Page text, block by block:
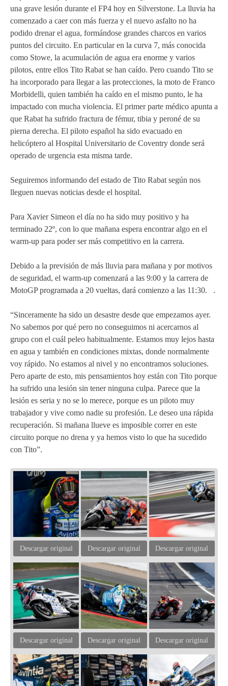
MOTOE 2019
MOTOGP 2018
MOTO3 2018
TEMPORADA 2017
una grave lesión durante el FP4 hoy en Silverstone. La lluvia ha
comenzado a caer con más fuerza y el nuevo asfalto no ha
podido drenar el agua, formándose grandes charcos en varios
puntos del circuito. En particular en la curva 7, más conocida
como Stowe, la acumulación de agua era enorme y varios
pilotos, entre ellos Tito Rabat se han caído. Pero cuando Tito se
ha incorporado para llegar a las protecciones, la moto de Franco
Morbidelli, quien también ha caído en el mismo punto, le ha
impactado con mucha violencia. El primer parte médico apunta a
que Rabat ha sufrido fractura de fémur, tibia y peroné de su
pierna derecha. El piloto español ha sido evacuado en
helicóptero al Hospital Universitario de Coventry donde será
operado de urgencia esta misma tarde.
Seguiremos informando del estado de Tito Rabat según nos
lleguen nuevas noticias desde el hospital.
Para Xavier Simeon el día no ha sido muy positivo y ha
terminado 22º, con lo que mañana espera encontrar algo en el
warm-up para poder ser más competitivo en la carrera.
Debido a la previsión de más lluvia para mañana y por motivos
de seguridad, el warm-up comenzará a las 9:00 y la carrera de
MotoGP programada a 20 vueltas, dará comienzo a las 11:30. .
“Sinceramente ha sido un desastre desde que empezamos ayer.
No sabemos por qué pero no conseguimos ni acercarnos al
grupo con el cuál peleo habitualmente. Estamos muy lejos hasta
en agua y también en condiciones mixtas, donde normalmente
voy rápido. No estamos al nivel y no encontramos soluciones.
Pero aparte de esto, mis pensamientos hoy están con Tito porque
ha sufrido una lesión sin tener ninguna culpa. Parece que la
lesión es seria y no se lo merece, porque es un piloto muy
trabajador y vive como nadie su profesión. Le deseo una rápida
recuperación. Si mañana llueve es imposible correr en este
circuito porque no drena y ya hemos visto lo que ha sucedido
con Tito”.
Descargar original Descargar original Descargar original
Descargar original Descargar original Descargar original